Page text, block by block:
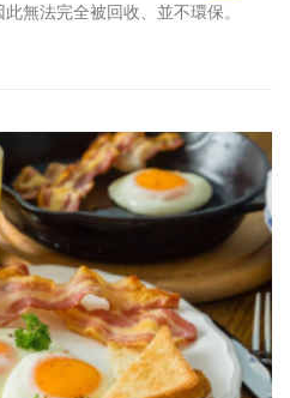
無法完全被回收、並不環保。